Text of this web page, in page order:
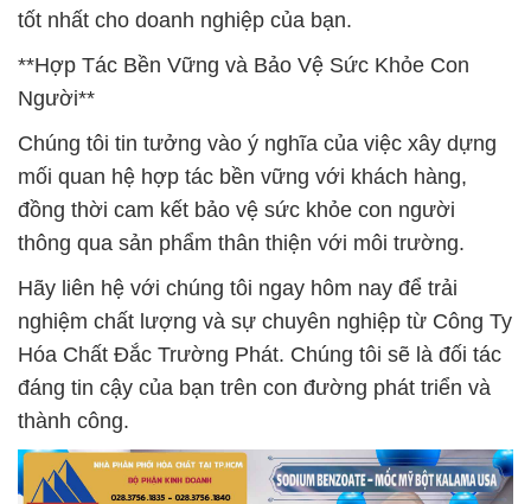
tốt nhất cho doanh nghiệp của bạn.
**Hợp Tác Bền Vững và Bảo Vệ Sức Khỏe Con
Người**
Chúng tôi tin tưởng vào ý nghĩa của việc xây dựng
mối quan hệ hợp tác bền vững với khách hàng,
đồng thời cam kết bảo vệ sức khỏe con người
thông qua sản phẩm thân thiện với môi trường.
Hãy liên hệ với chúng tôi ngay hôm nay để trải
nghiệm chất lượng và sự chuyên nghiệp từ Công Ty
Hóa Chất Đắc Trường Phát. Chúng tôi sẽ là đối tác
đáng tin cậy của bạn trên con đường phát triển và
thành công.